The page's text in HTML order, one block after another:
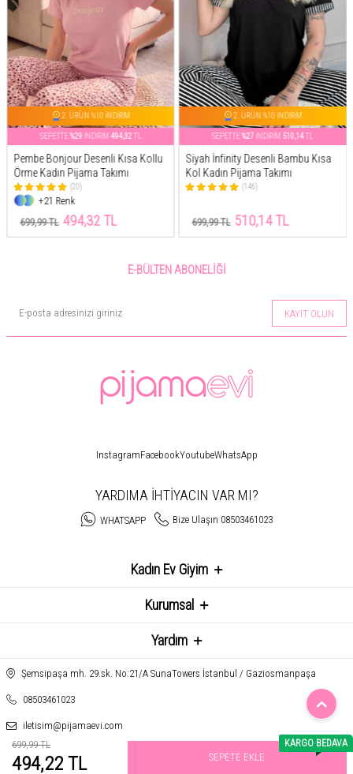
699,99 TL
494,22 TL SEPETE EKLE
KARGO BEDAVA
2. ÜRÜN %10 İNDİRİM
SEPETTE%27 İNDİRİM510,14TL
Siyah İnfinity Desenli Bambu Kısa
Kol Kadın Pijama Takımı
(146)
699,99 TL 510,14 TL
2. ÜRÜN %10 İNDİRİM
SEPETTE%26 İNDİRİM 517,81TL
Mint Spring is My Life Çiçek Desenli
Kısa Kollu Örme Kadın Pijama
Takımı
(52)
699,99 TL 517,81 TL
E-BÜLTEN ABONELIĞI
KAYIT OLUN
InstagramFacebookYoutubeWhatsApp
YARDIMA İHTİYACIN VAR MI?
WHATSAPP Bize Ulaşın 08503461023
Kadın Ev Giyim
Kurumsal
Yardım
Şemsipaşa mh. 29.sk. No:21/A SunaTowers İstanbul / Gaziosmanpaşa
08503461023
iletisim@pijamaevi.com